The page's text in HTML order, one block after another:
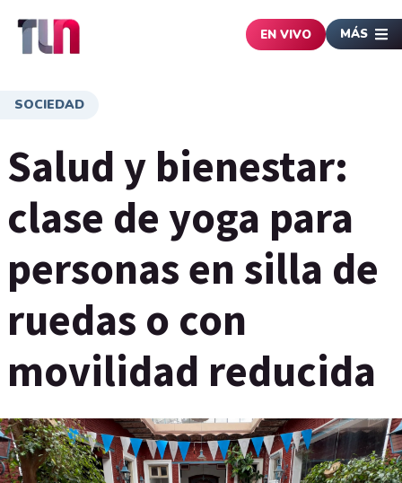
EN VIVO MÁS
SOCIEDAD
Salud y bienestar:
clase de yoga para
personas en silla de
ruedas o con
movilidad reducida